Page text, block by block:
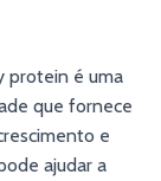
protein é uma
que fornece
e
ajudar a